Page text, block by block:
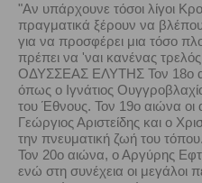
"Αν υπάρχουνε τόσοι λίγοι
πραγματικά ξέρουν να
για να προσφέρει μια τόσο
πρέπει να 'ναι κανένας
ΟΔΥΣΣΕΑΣ ΕΛΥΤΗΣ Τον 18ο
όπως ο Ιγνάτιος
του Έθνους. Τον 19ο αιώνα οι
Γεώργιος Αριστείδης και ο
την πνευματική ζωή του
Τον 20ο αιώνα, ο Αργύρης
ενώ στη συνέχεια οι μεγάλοι